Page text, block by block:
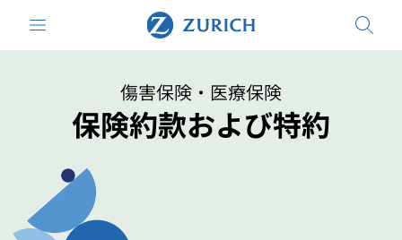
傷害保険・医療保険
保険約款および特約